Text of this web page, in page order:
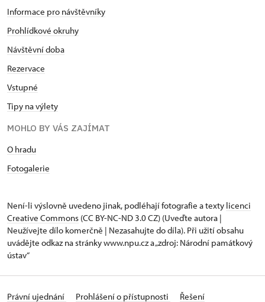
Informace pro návštěvníky
Prohlídkové okruhy
Návštěvní doba
Rezervace
Vstupné
Tipy na výlety
MOHLO BY VÁS ZAJÍMAT
O hradu
Fotogalerie
Není-li výslovně uvedeno jinak, podléhají fotografie a texty licenci
Creative Commons (CC BY-NC-ND 3.0 CZ) (Uveďte autora |
Neužívejte dílo komerčně | Nezasahujte do díla). Při užití obsahu
uvádějte odkaz na stránky www.npu.cz a „zdroj: Národní památkový
ústav“
Právní ujednání Prohlášení o přístupnosti Řešení